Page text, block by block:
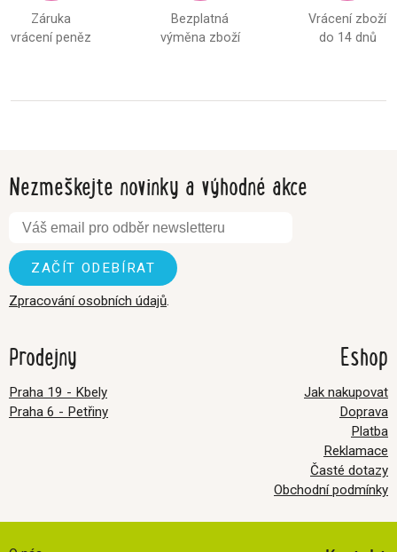
Záruka
vrácení peněz
Bezplatná
výměna zboží
Vrácení zboží
do 14 dnů
Nezmeškejte novinky a výhodné akce
Zpracování osobních údajů.
Prodejny
Praha 19 - Kbely
Praha 6 - Petřiny
Eshop
Jak nakupovat
Doprava
Platba
Reklamace
Časté dotazy
Obchodní podmínky